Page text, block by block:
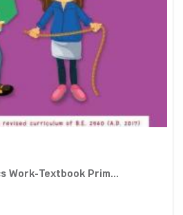
Work-Textbook Prim...